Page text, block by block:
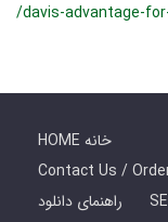
/davis-advantage-
HOME خانه
راهنمای دانلود